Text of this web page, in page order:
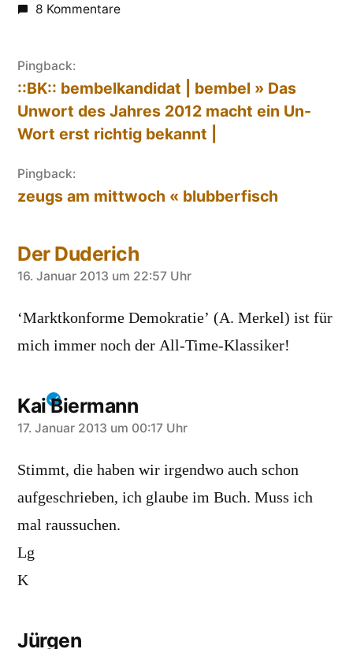
8 Kommentare
Pingback:
::BK:: bembelkandidat | bembel » Das
Unwort des Jahres 2012 macht ein Un-
Wort erst richtig bekannt |
Pingback:
zeugs am mittwoch « blubberfisch
Der Duderich
sagt:
16. Januar 2013 um 22:57 Uhr
‘Marktkonforme Demokratie’ (A. Merkel) ist für
mich immer noch der All-Time-Klassiker!
Kai Biermann
sagt:
17. Januar 2013 um 00:17 Uhr
Stimmt, die haben wir irgendwo auch schon
aufgeschrieben, ich glaube im Buch. Muss ich
mal raussuchen.
Lg
K
Jürgen